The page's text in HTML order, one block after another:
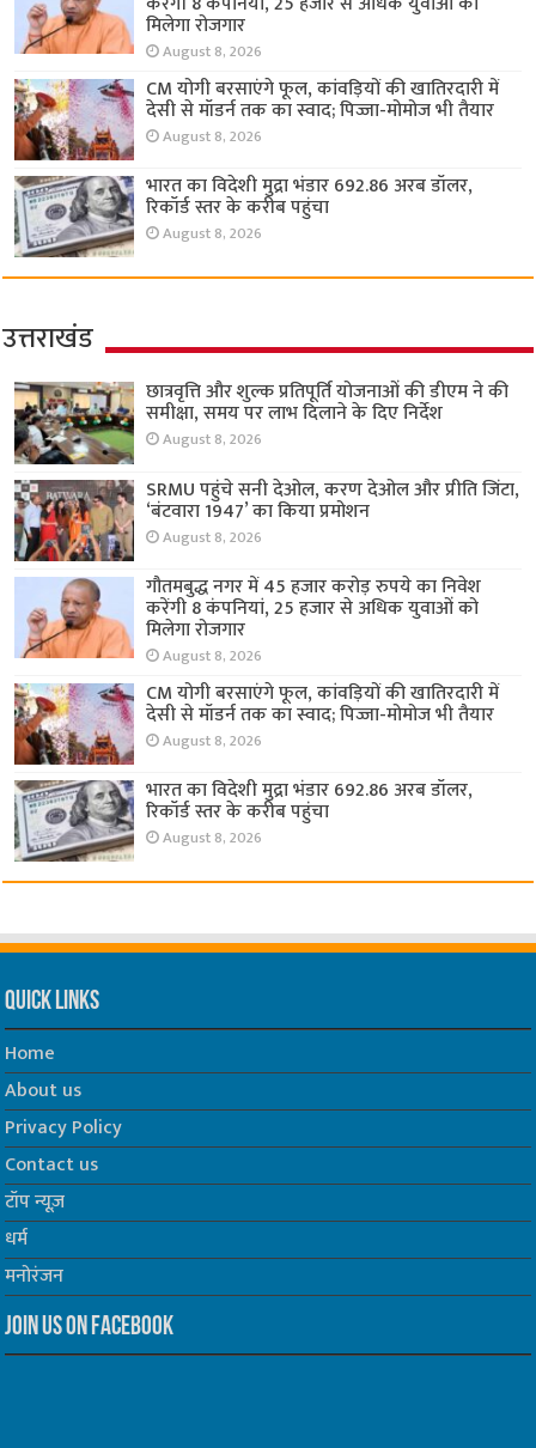
मिलेगा रोजगार
August 8, 2026
CM योगी बरसाएंगे फूल, कांवड़ियों की खातिरदारी में
देसी से मॉडर्न तक का स्वाद; पिज्जा-मोमोज भी तैयार
August 8, 2026
भारत का विदेशी मुद्रा भंडार 692.86 अरब डॉलर,
रिकॉर्ड स्तर के करीब पहुंचा
August 8, 2026
उत्तराखंड
छात्रवृत्ति और शुल्क प्रतिपूर्ति योजनाओं की डीएम ने की
समीक्षा, समय पर लाभ दिलाने के दिए निर्देश
August 8, 2026
SRMU पहुंचे सनी देओल, करण देओल और प्रीति जिंटा,
‘बंटवारा 1947’ का किया प्रमोशन
August 8, 2026
गौतमबुद्ध नगर में 45 हजार करोड़ रुपये का निवेश
करेंगी 8 कंपनियां, 25 हजार से अधिक युवाओं को
मिलेगा रोजगार
August 8, 2026
CM योगी बरसाएंगे फूल, कांवड़ियों की खातिरदारी में
देसी से मॉडर्न तक का स्वाद; पिज्जा-मोमोज भी तैयार
August 8, 2026
भारत का विदेशी मुद्रा भंडार 692.86 अरब डॉलर,
रिकॉर्ड स्तर के करीब पहुंचा
August 8, 2026
Quick Links
Home
About us
Privacy Policy
Contact us
टॉप न्यूज़
धर्म
मनोरंजन
Join us on Facebook